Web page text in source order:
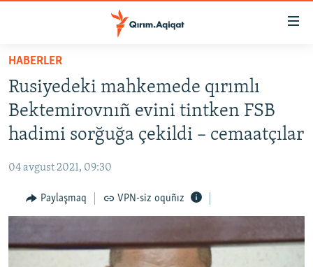
Esas
qaytmaq
Baş
navigatsiyağa
qaytmaq
Qıdıruvğa
qaytmaq
SİYASET
İQTİSADİYAT
MEDENİYET
İNSAN AQLARI
SÜRET
HABERLER
Rusiyedeki mahkemede qırımlı
Bektemirovnıñ evini tintken FSB
hadimi sorğuğa çekildi – cemaatçılar
04 avgust 2021, 09:30
Paylaşmaq VPN-siz oquñız